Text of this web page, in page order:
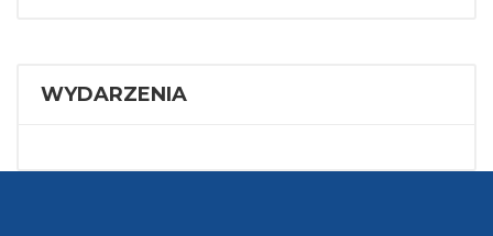
WYDARZENIA